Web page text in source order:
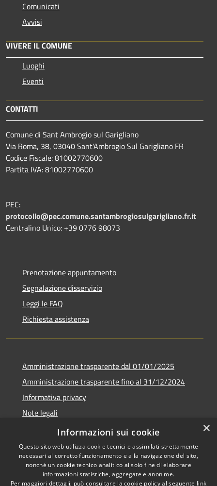
Comunicati
Avvisi
VIVERE IL COMUNE
Luoghi
Eventi
CONTATTI
Comune di Sant Ambrogio sul Garigliano
Via Roma, 38, 03040 Sant'Ambrogio Sul Garigliano FR
Codice Fiscale: 81002770600
Partita IVA: 81002770600
PEC:
protocollo@pec.comune.santambrogiosulgarigliano.fr.it
Centralino Unico: +39 0776 98073
Prenotazione appuntamento
Segnalazione disservizio
Leggi le FAQ
Richiesta assistenza
Amministrazione trasparente dal 01/01/2025
Amministrazione trasparente fino al 31/12/2024
Informativa privacy
Note legali
Dichiarazione di accessibilità
Copyright © 2026 • Comune di
×
Informazioni sui cookie
Questo sito web utilizza cookie tecnici e assimilati strettamente
necessari al corretto funzionamento e alla navigazione del sito,
nonché un cookie tecnico analitico al solo fine di elaborare
informazioni statistiche, aggregate e anonime.
Per maggiori dettagli, può consultare la cookie policy al seguente link